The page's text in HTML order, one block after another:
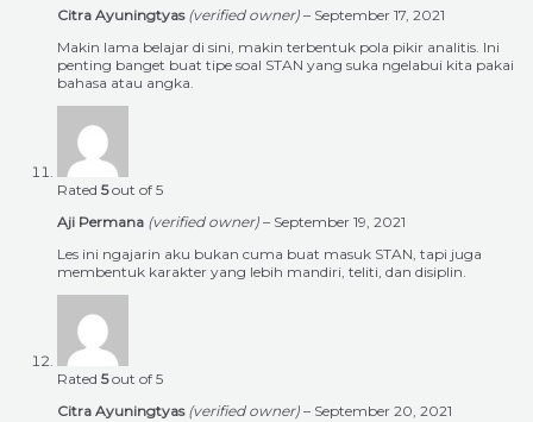
Citra Ayuningtyas (verified owner) – September 17, 2021
Makin lama belajar di sini, makin terbentuk pola pikir analitis. Ini
penting banget buat tipe soal STAN yang suka ngelabui kita pakai
bahasa atau angka.
Rated 5out of 5
Aji Permana (verified owner) – September 19, 2021
Les ini ngajarin aku bukan cuma buat masuk STAN, tapi juga
membentuk karakter yang lebih mandiri, teliti, dan disiplin.
Rated 5out of 5
Citra Ayuningtyas (verified owner) – September 20, 2021